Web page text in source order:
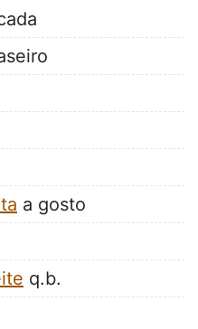
a gosto
q.b.